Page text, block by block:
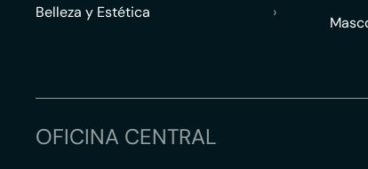
Belleza y Estética
›
OFICINA CENTRAL